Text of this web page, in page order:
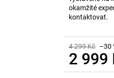
okamžité
kontaktovat.
4 299 Kč –30
2 999
Měrná